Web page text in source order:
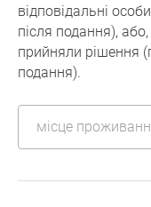
відповідальні
після подання),
прийняли рішення
подання).